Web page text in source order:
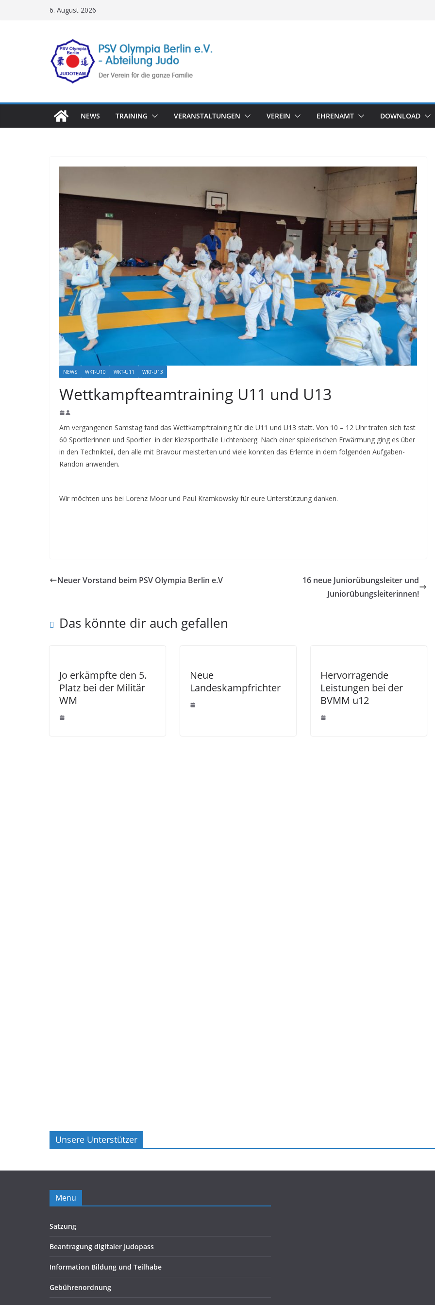
6. August 2026
NEWS TRAINING VERANSTALTUNGEN VEREIN EHRENAMT DOWNLOAD
NEWS WKT-U10 WKT-U11 WKT-U13
Wettkampfteamtraining U11 und U13
Am vergangenen Samstag fand das Wettkampftraining für die U11 und U13 statt. Von 10 – 12 Uhr trafen sich fast
60 Sportlerinnen und Sportler in der Kiezsporthalle Lichtenberg. Nach einer spielerischen Erwärmung ging es über
in den Technikteil, den alle mit Bravour meisterten und viele konnten das Erlernte in dem folgenden Aufgaben-
Randori anwenden.
Wir möchten uns bei Lorenz Moor und Paul Kramkowsky für eure Unterstützung danken.
Neuer Vorstand beim PSV Olympia Berlin e.V
16 neue Juniorübungsleiter und
Juniorübungsleiterinnen!
Das könnte dir auch gefallen
Jo erkämpfte den 5.
Platz bei der Militär
WM
Neue
Landeskampfrichter
Hervorragende
Leistungen bei der
BVMM u12
Unsere Unterstützer
Menu
Satzung
Beantragung digitaler Judopass
Information Bildung und Teilhabe
Gebührenordnung